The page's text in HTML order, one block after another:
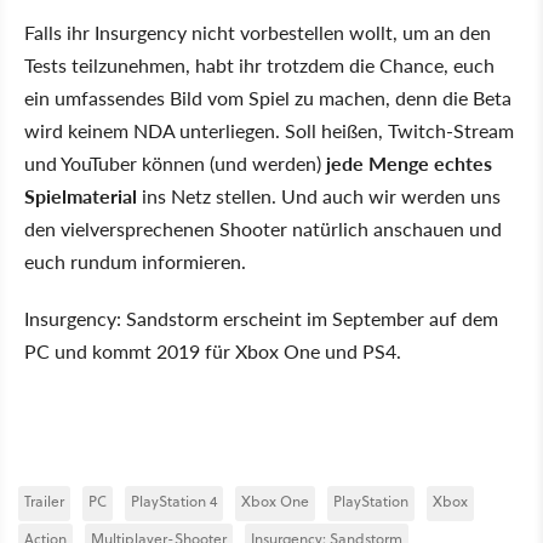
Falls ihr Insurgency nicht vorbestellen wollt, um an den
Tests teilzunehmen, habt ihr trotzdem die Chance, euch
ein umfassendes Bild vom Spiel zu machen, denn die Beta
wird keinem NDA unterliegen. Soll heißen, Twitch-Stream
und YouTuber können (und werden) jede Menge echtes
Spielmaterial ins Netz stellen. Und auch wir werden uns
den vielversprechenen Shooter natürlich anschauen und
euch rundum informieren.
Insurgency: Sandstorm erscheint im September auf dem
PC und kommt 2019 für Xbox One und PS4.
Trailer PC PlayStation 4 Xbox One PlayStation
Xbox
Action
Multiplayer-Shooter Insurgency: Sandstorm